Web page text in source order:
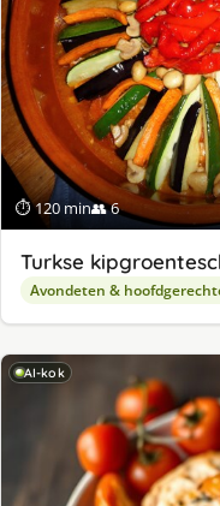
⏱ 120 min👥 6
Turkse
Avondeten &
AI-kok